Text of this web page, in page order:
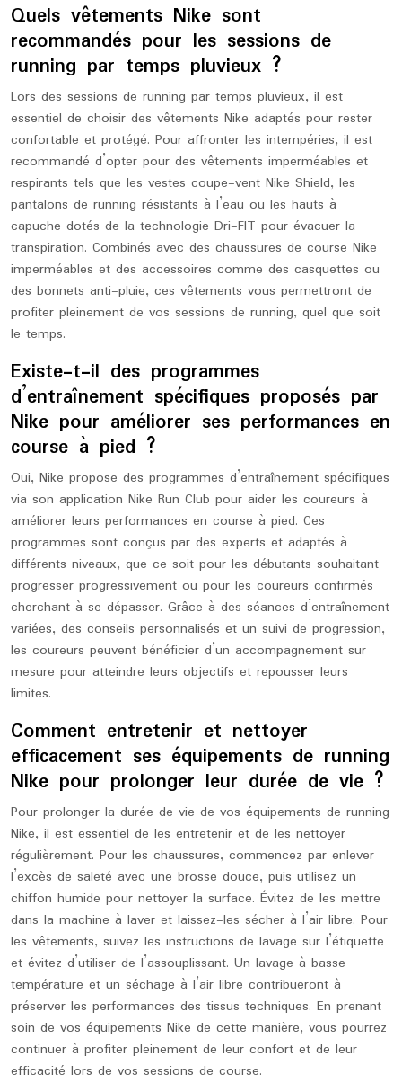
Quels vêtements Nike sont
recommandés pour les sessions de
running par temps pluvieux ?
Lors des sessions de running par temps pluvieux, il est
essentiel de choisir des vêtements Nike adaptés pour rester
confortable et protégé. Pour affronter les intempéries, il est
recommandé d’opter pour des vêtements imperméables et
respirants tels que les vestes coupe-vent Nike Shield, les
pantalons de running résistants à l’eau ou les hauts à
capuche dotés de la technologie Dri-FIT pour évacuer la
transpiration. Combinés avec des chaussures de course Nike
imperméables et des accessoires comme des casquettes ou
des bonnets anti-pluie, ces vêtements vous permettront de
profiter pleinement de vos sessions de running, quel que soit
le temps.
Existe-t-il des programmes
d’entraînement spécifiques proposés par
Nike pour améliorer ses performances en
course à pied ?
Oui, Nike propose des programmes d’entraînement spécifiques
via son application Nike Run Club pour aider les coureurs à
améliorer leurs performances en course à pied. Ces
programmes sont conçus par des experts et adaptés à
différents niveaux, que ce soit pour les débutants souhaitant
progresser progressivement ou pour les coureurs confirmés
cherchant à se dépasser. Grâce à des séances d’entraînement
variées, des conseils personnalisés et un suivi de progression,
les coureurs peuvent bénéficier d’un accompagnement sur
mesure pour atteindre leurs objectifs et repousser leurs
limites.
Comment entretenir et nettoyer
efficacement ses équipements de running
Nike pour prolonger leur durée de vie ?
Pour prolonger la durée de vie de vos équipements de running
Nike, il est essentiel de les entretenir et de les nettoyer
régulièrement. Pour les chaussures, commencez par enlever
l’excès de saleté avec une brosse douce, puis utilisez un
chiffon humide pour nettoyer la surface. Évitez de les mettre
dans la machine à laver et laissez-les sécher à l’air libre. Pour
les vêtements, suivez les instructions de lavage sur l’étiquette
et évitez d’utiliser de l’assouplissant. Un lavage à basse
température et un séchage à l’air libre contribueront à
préserver les performances des tissus techniques. En prenant
soin de vos équipements Nike de cette manière, vous pourrez
continuer à profiter pleinement de leur confort et de leur
efficacité lors de vos sessions de course.